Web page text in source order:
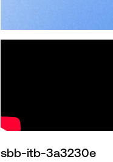
sbb-itb-3a3230e